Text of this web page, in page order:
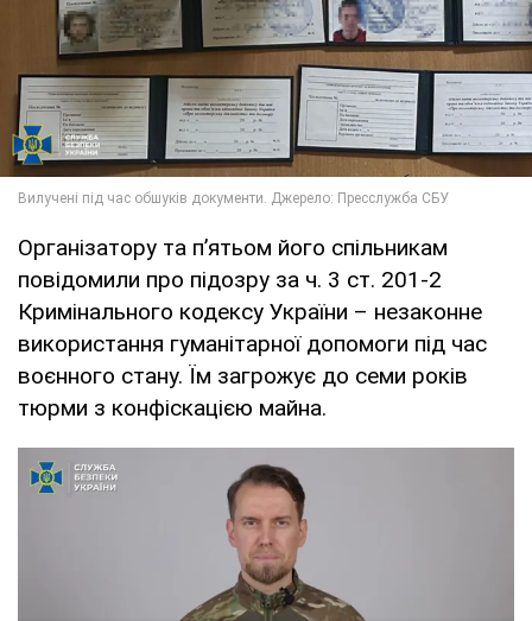
Організатору та п’ятьом його спільникам
повідомили про підозру за ч. 3 ст. 201-2
Кримінального кодексу України – незаконне
використання гуманітарної допомоги під час
воєнного стану. Їм загрожує до семи років
тюрми з конфіскацією майна.